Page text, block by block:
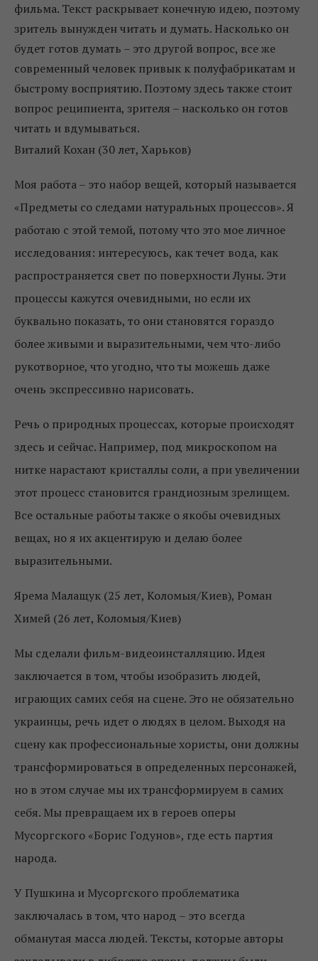
фильма. Текст раскрывает конечную идею, поэтому
зритель вынужден читать и думать. Насколько он
будет готов думать – это другой вопрос, все же
современный человек привык к полуфабрикатам и
быстрому восприятию. Поэтому здесь также стоит
вопрос реципиента, зрителя – насколько он готов
читать и вдумываться.
Виталий Кохан (30 лет, Харьков)
Моя работа – это набор вещей, который называется
«Предметы со следами натуральных процессов». Я
работаю с этой темой, потому что это мое личное
исследования: интересуюсь, как течет вода, как
распространяется свет по поверхности Луны. Эти
процессы кажутся очевидными, но если их
буквально показать, то они становятся гораздо
более живыми и выразительными, чем что-либо
рукотворное, что угодно, что ты можешь даже
очень экспрессивно нарисовать.
Речь о природных процессах, которые происходят
здесь и сейчас. Например, под микроскопом на
нитке нарастают кристаллы соли, а при увеличении
этот процесс становится грандиозным зрелищем.
Все остальные работы также о якобы очевидных
вещах, но я их акцентирую и делаю более
выразительными.
Ярема Малащук (25 лет, Коломыя/Киев), Роман
Химей (26 лет, Коломыя/Киев)
Мы сделали фильм-видеоинсталляцию. Идея
заключается в том, чтобы изобразить людей,
играющих самих себя на сцене. Это не обязательно
украинцы, речь идет о людях в целом. Выходя на
сцену как профессиональные хористы, они должны
трансформироваться в определенных персонажей,
но в этом случае мы их трансформируем в самих
себя. Мы превращаем их в героев оперы
Мусоргского «Борис Годунов», где есть партия
народа.
У Пушкина и Мусоргского проблематика
заключалась в том, что народ – это всегда
обманутая масса людей. Тексты, которые авторы